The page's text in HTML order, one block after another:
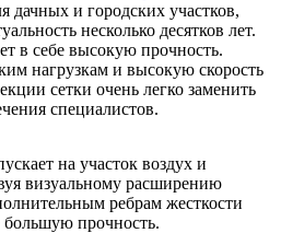
дачных и городских участков,
несколько десятков лет.
в себе высокую прочность.
нагрузкам и высокую скорость
сетки очень легко заменить
специалистов.
на участок воздух и
визуальному расширению
ребрам жесткости
большую прочность.